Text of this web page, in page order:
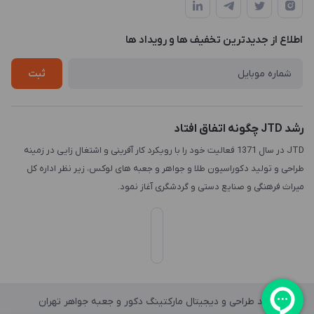
لیست محصولات
درباره ما
چاپ و حکاکی
طراحی سه بعدی
اطلاع از جدیدترین تخفیف ها و رویداد ها
ثبت
رشد JTD چگونه اتفاق افتاد
JTD در سال 1371 فعالیت خود را با رویکرد کار آفرینی و اشتغال زایی در زمینه
طراحی و تولید دکوراسیون طلا و جواهر و جعبه های لوکس، زیر نظر اداره کل
میراث فرهنگی و صنایع دستی و گردشگری آغاز نمود.
واحد طراحی و دیجیتال مارکتینگ دکور و جعبه جواهر تهران